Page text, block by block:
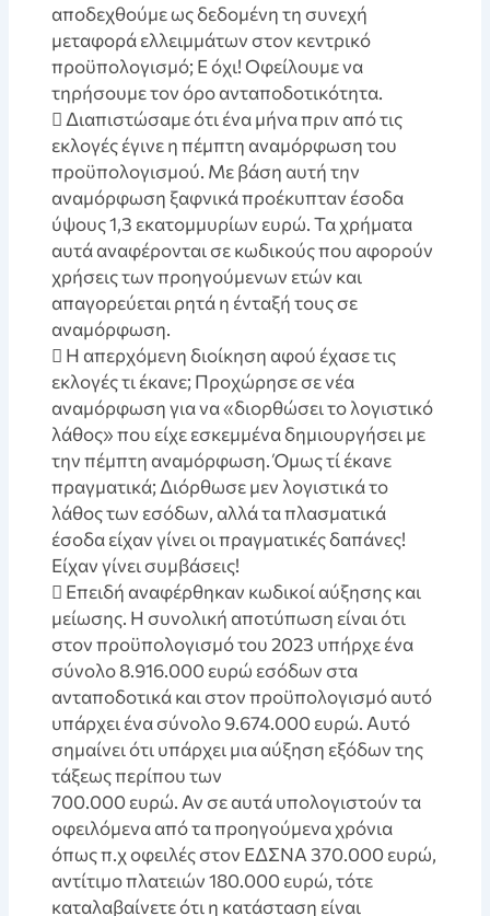
αποδεχθούμε ως δεδομένη τη συνεχή
μεταφορά ελλειμμάτων στον κεντρικό
προϋπολογισμό; Ε όχι! Οφείλουμε να
τηρήσουμε τον όρο ανταποδοτικότητα.
 Διαπιστώσαμε ότι ένα μήνα πριν από τις
εκλογές έγινε η πέμπτη αναμόρφωση του
προϋπολογισμού. Με βάση αυτή την
αναμόρφωση ξαφνικά προέκυπταν έσοδα
ύψους 1,3 εκατομμυρίων ευρώ. Τα χρήματα
αυτά αναφέρονται σε κωδικούς που αφορούν
χρήσεις των προηγούμενων ετών και
απαγορεύεται ρητά η ένταξή τους σε
αναμόρφωση.
 Η απερχόμενη διοίκηση αφού έχασε τις
εκλογές τι έκανε; Προχώρησε σε νέα
αναμόρφωση για να «διορθώσει το λογιστικό
λάθος» που είχε εσκεμμένα δημιουργήσει με
την πέμπτη αναμόρφωση. Όμως τί έκανε
πραγματικά; Διόρθωσε μεν λογιστικά το
λάθος των εσόδων, αλλά τα πλασματικά
έσοδα είχαν γίνει οι πραγματικές δαπάνες!
Είχαν γίνει συμβάσεις!
 Επειδή αναφέρθηκαν κωδικοί αύξησης και
μείωσης. Η συνολική αποτύπωση είναι ότι
στον προϋπολογισμό του 2023 υπήρχε ένα
σύνολο 8.916.000 ευρώ εσόδων στα
ανταποδοτικά και στον προϋπολογισμό αυτό
υπάρχει ένα σύνολο 9.674.000 ευρώ. Αυτό
σημαίνει ότι υπάρχει μια αύξηση εξόδων της
τάξεως περίπου των
700.000 ευρώ. Αν σε αυτά υπολογιστούν τα
οφειλόμενα από τα προηγούμενα χρόνια
όπως π.χ οφειλές στον ΕΔΣΝΑ 370.000 ευρώ,
αντίτιμο πλατειών 180.000 ευρώ, τότε
καταλαβαίνετε ότι η κατάσταση είναι